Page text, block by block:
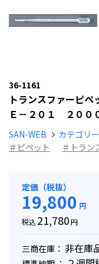
36-1161
トランスファーピペ
Ｅ－２０１ ２００
SAN-WEB カテゴリ
＃ピペット
＃トラン
定価（税抜）
19,800 円
税込 21,780円
三商在庫： 非在庫